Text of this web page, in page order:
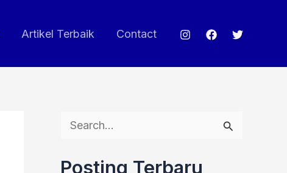
Artikel Terbaik Contact
a
Posting Terbaru